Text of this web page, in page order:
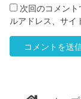
次回のコメン
ルアドレス、サイ